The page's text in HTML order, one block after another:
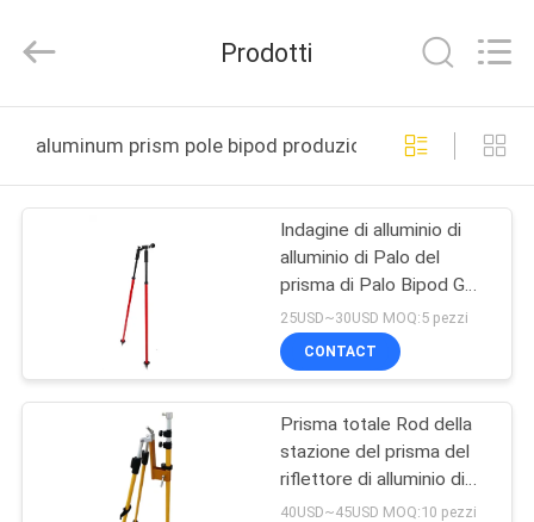
PRODOTTI
GIRO
FABBRICA
Survey
Instrument
Rights
Prodotti
aluminum prism pole bipod produzione online
Indagine di alluminio di
alluminio di Palo del
prisma di Palo Bipod GPS
del prisma
25USD~30USD MOQ:5 pezzi
CONTACT
Prisma totale Rod della
stazione del prisma del
riflettore di alluminio di
Palo Bipod
40USD~45USD MOQ:10 pezzi